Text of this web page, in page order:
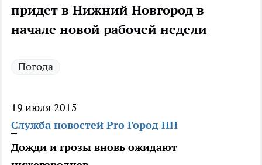
придет в Нижний Новгород в
начале новой рабочей недели
Погода
19 июля 2015
Служба новостей Pro Город НН
Дожди и грозы вновь ожидают